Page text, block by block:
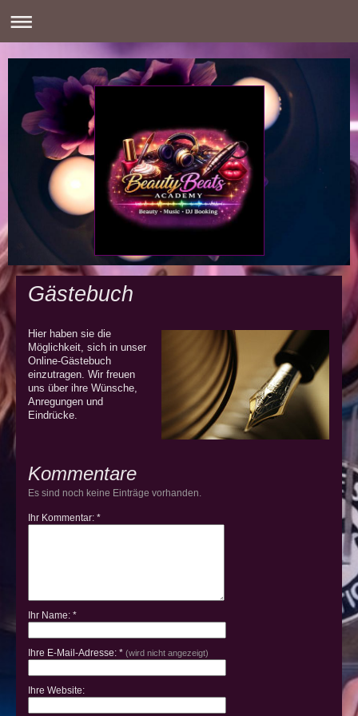
Gästebuch
Hier haben sie die
Möglichkeit, sich in unser
Online-Gästebuch
einzutragen. Wir freuen
uns über ihre Wünsche,
Anregungen und
Eindrücke.
Kommentare
Es sind noch keine Einträge vorhanden.
Ihr Kommentar: *
Ihr Name: *
Ihre E-Mail-Adresse: * (wird nicht angezeigt)
Ihre Website: